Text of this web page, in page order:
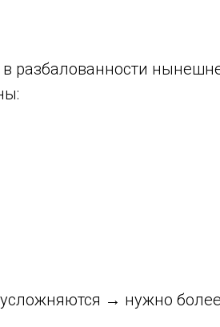
разбалованности
→ нужно более